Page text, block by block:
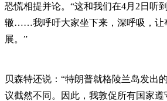
恐慌相提并论。“这和我们在4月2日听
辙……我呼吁大家坐下来，深呼吸，让
展。”
贝森特还说：“特朗普就格陵兰岛发出
议截然不同。因此，我敦促所有国家遵